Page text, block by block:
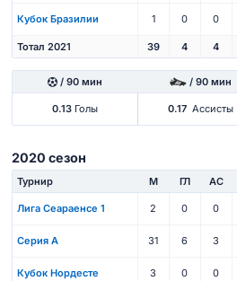
Кубок Бразилии 1 0 0
Тотал 2021 39 4 4
/ 90 мин / 90 мин
0.13Голы 0.17 Ассисты
2020 сезон
Турнир М ГЛ АС
Лига Сеараенсе 1 2 0 0
Серия А 31 6 3
Кубок Нордесте 3 0 0